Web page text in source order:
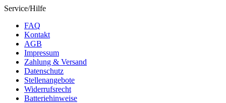
Service/Hilfe
FAQ
Kontakt
AGB
Impressum
Zahlung & Versand
Datenschutz
Stellenangebote
Widerrufsrecht
Batteriehinweise